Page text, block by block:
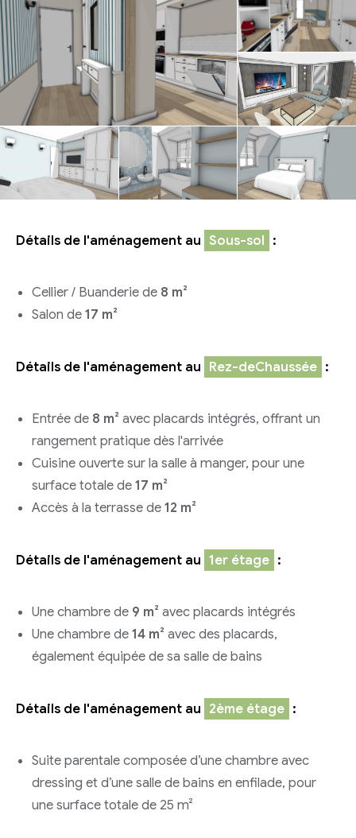
Détails de l'aménagement au Sous-sol :
Cellier / Buanderie de 8 m²
Salon de17 m²
Détails de l'aménagement au Rez-deChaussée :
Entrée de 8 m² avec placards intégrés, offrant un
rangement pratique dès l'arrivée
Cuisine ouverte sur la salle à manger, pour une
surface totale de17 m²
Accès à la terrasse de12 m²
Détails de l'aménagement au 1er étage :
Une chambre de 9 m² avec placards intégrés
Une chambre de14 m² avec des placards,
également équipée de sa salle de bains
Détails de l'aménagement au 2ème étage :
Suite parentale composée d’une chambre avec
dressing et d’une salle de bains en enfilade, pour
une surface totale de 25 m²